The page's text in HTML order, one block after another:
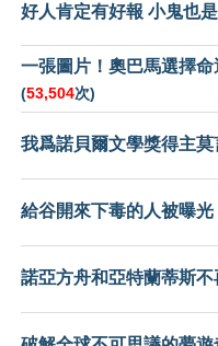
好人肯定有好報 小鬼也
一張圖片！奧巴馬選擇
(53,504次)
我爲諾貝爾文學獎得主莫
給谷開來下毒的人被曝光
諾亞方舟和亞特蘭蒂斯不